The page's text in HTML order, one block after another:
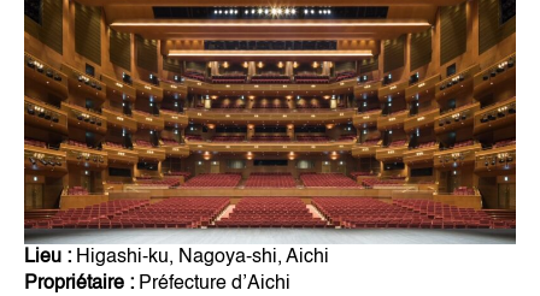
Lieu : Higashi-ku, Nagoya-shi, Aichi
Propriétaire : Préfecture d’Aichi